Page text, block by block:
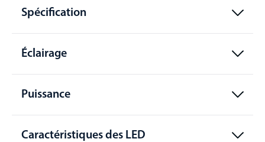
Spécification
Éclairage
Puissance
Caractéristiques des LED